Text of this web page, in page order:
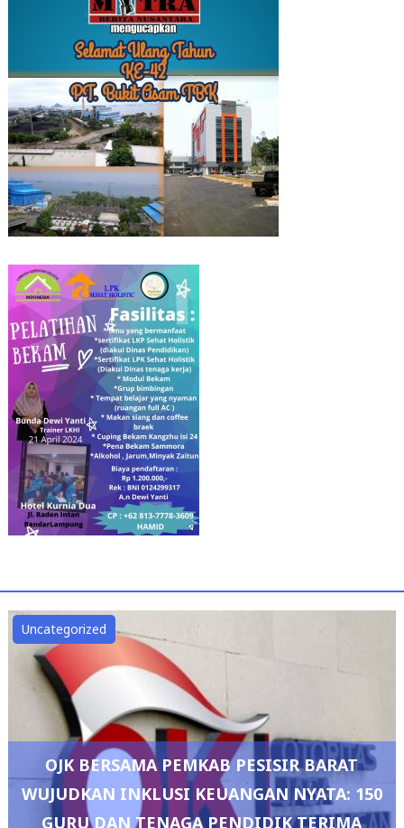
Uncategorized
OJK BERSAMA PEMKAB PESISIR BARAT
WUJUDKAN INKLUSI KEUANGAN NYATA: 150
GURU DAN TENAGA PENDIDIK TERIMA